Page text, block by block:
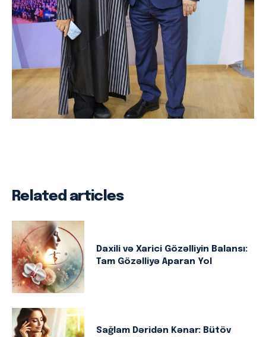
Related articles
Daxili və Xarici Gözəlliyin Balansı:
Tam Gözəlliyə Aparan Yol
Sağlam Dəridən Kənar: Bütöv